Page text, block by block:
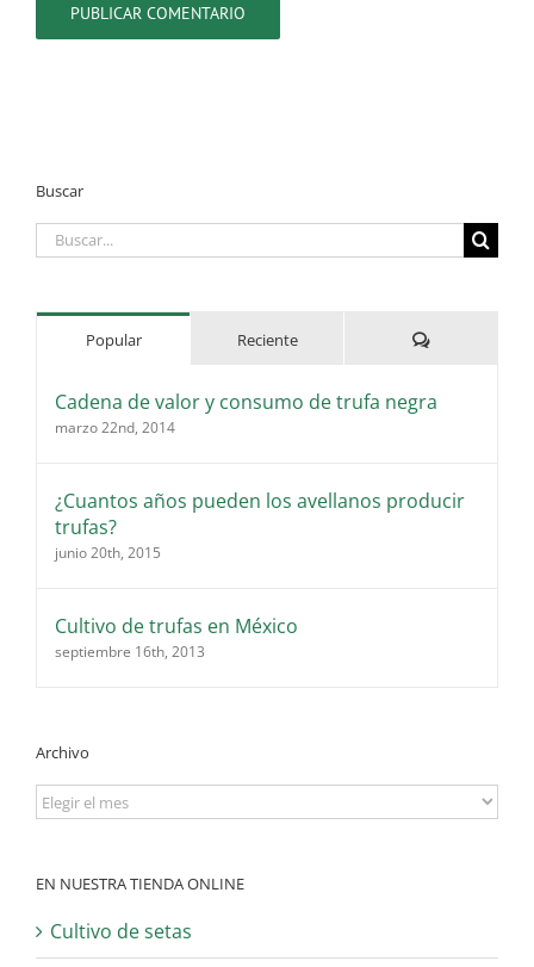
Buscar
Buscar:
Popular Reciente Comentarios
Cadena de valor y consumo de trufa negra
marzo 22nd, 2014
¿Cuantos años pueden los avellanos producir
trufas?
junio 20th, 2015
Cultivo de trufas en México
septiembre 16th, 2013
Archivo
Archivo
EN NUESTRA TIENDA ONLINE
Cultivo de setas